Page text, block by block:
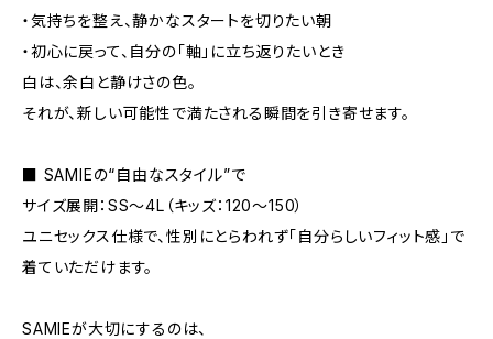
・気持ちを整え、静かなスタートを切りたい朝
・初心に戻って、自分の「軸」に立ち返りたいとき
白は、余白と静けさの色。
それが、新しい可能性で満たされる瞬間を引き寄せます。
■ SAMIEの“自由なスタイル”で
サイズ展開：SS〜4L（キッズ：120〜150）
ユニセックス仕様で、性別にとらわれず「自分らしいフィット感」で
着ていただけます。
SAMIEが大切にするのは、